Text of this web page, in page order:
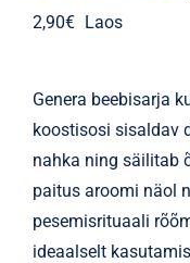
2,90€ Laos
Genera beebisarja
koostisosi sisaldav
nahka ning säilitab
paitus aroomi näol
pesemisrituaali
ideaalselt